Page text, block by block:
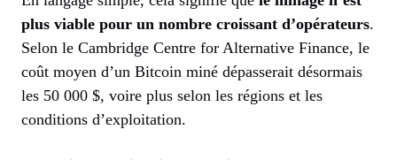
plus viable pour un nombre croissant d’opérateurs.
Selon le Cambridge Centre for Alternative Finance, le
coût moyen d’un Bitcoin miné dépasserait désormais
les 50 000 $, voire plus selon les régions et les
conditions d’exploitation.